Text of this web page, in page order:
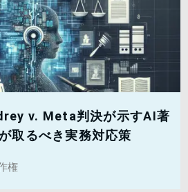
v. Meta判決が示すAI著
取るべき実務対応策
権